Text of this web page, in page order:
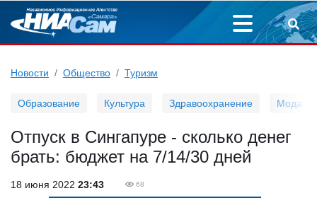
Новости Общество Туризм
Образование Культура Здравоохранение Мода
Отпуск в Сингапуре - сколько денег
брать: бюджет на 7/14/30 дней
18 июня 2022 23:43 68